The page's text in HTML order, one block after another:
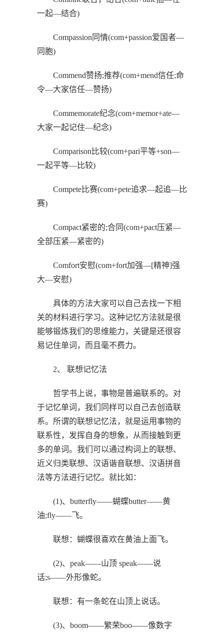
一起—结合)
Compassion同情(com+passion爱国者—
同胞)
Commend赞扬;推荐(com+mend信任;命
令—大家信任—赞扬)
Commemorate纪念(com+memor+ate—
大家一起记住—纪念)
Comparison比较(com+pari平等+son—
一起平等—比较)
Compete比赛(com+pete追求—起追—比
赛)
Compact紧密的;合同(com+pact压紧—
全部压紧—紧密的)
Comfort安慰(com+fort加强—[精神]强
大—安慰)
具体的方法大家可以自己去找一下相
关的材料进行学习。这种记忆方法就是很
能够锻炼我们的思维能力，关键是还很容
易记住单词，而且毫不费力。
2、 联想记忆法
哲学书上说，事物是普遍联系的。对
于记忆单词，我们同样可以自己去创造联
系。所谓的联想记忆法，就是运用事物的
联系性，发挥自身的想象，从而接触到更
多的单词。我们可以通过构词上的联想、
近义归类联想、汉语谐音联想、汉语拼音
法等方法进行记忆。就比如：
(1)、butterfly——蝴蝶butter――黄
油;fly――飞。
联想：蝴蝶很喜欢在黄油上面飞。
(2)、peak――山顶 speak――说
话;s――外形像蛇。
联想：有一条蛇在山顶上说话。
(3)、boom――繁荣boo――像数字